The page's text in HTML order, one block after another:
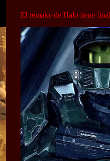
El remake de Halo tiene